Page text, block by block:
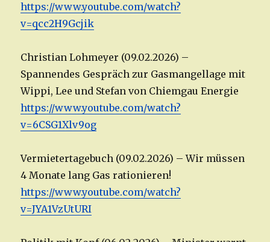
https://www.youtube.com/watch?
v=qcc2H9Gcjik
Christian Lohmeyer (09.02.2026) –
Spannendes Gespräch zur Gasmangellage mit
Wippi, Lee und Stefan von Chiemgau Energie
https://www.youtube.com/watch?
v=6CSG1Xlv9og
Vermietertagebuch (09.02.2026) – Wir müssen
4 Monate lang Gas rationieren!
https://www.youtube.com/watch?
v=JYA1VzUtURI